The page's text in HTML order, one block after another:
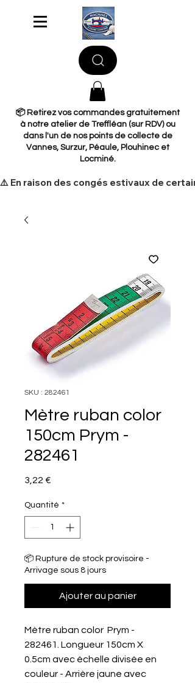
📦 Retirez vos commandes gratuitement
à notre atelier de Treffléan (sur RDV) ou
dans l'un de nos points de collecte de
Vannes, Surzur, Péaule, Plouhinec et
Locminé.
​⚠️ En raison des congés estivaux de
SKU : 282461
Mètre ruban color
150cm Prym -
282461
3,22 €
Quantité *
📦 Rupture de stock provisoire -
Arrivage sous 8 jours
Ajouter au panier
Mètre ruban color Prym -
282461. Longueur 150cm X
0.5cm avec échelle divisée en
couleur - Arrière jaune avec